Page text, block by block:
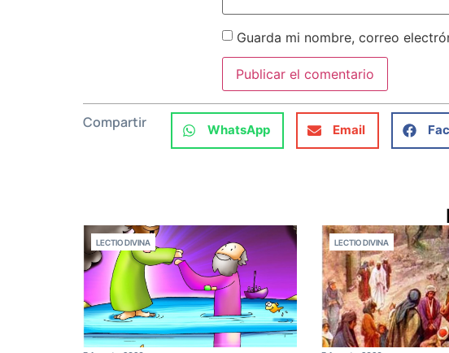
Guarda mi nombre, correo
Compartir WhatsApp Email
LECTIO DIVINA LECTIO DIVINA